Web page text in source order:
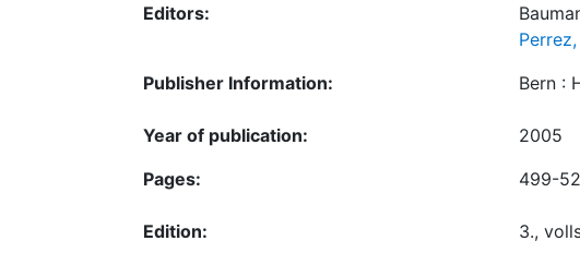
Editors:
Publisher Information:
Bern :
Year of publication:
2005
Pages:
499-
Edition:
3.,